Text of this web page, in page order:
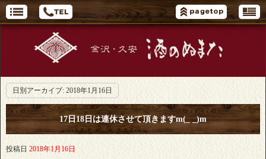
日別アーカイブ: 2018年1月16日
17日18日は連休させて頂きますm(_ _)m
投稿日 2018年1月16日